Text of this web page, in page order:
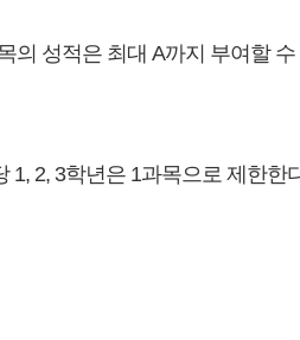
의 성적은 최대 A까지 부여할 수
2, 3학년은 1과목으로 제한